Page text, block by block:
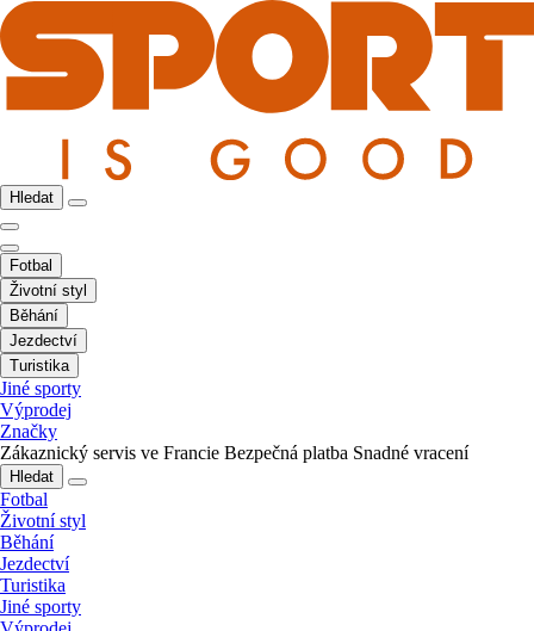
Hledat
Fotbal
Životní styl
Běhání
Jezdectví
Turistika
Jiné sporty
Výprodej
Značky
Zákaznický servis ve Francie Bezpečná platba Snadné vracení
Hledat
Fotbal
Životní styl
Běhání
Jezdectví
Turistika
Jiné sporty